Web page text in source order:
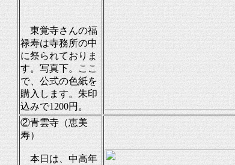
東覚寺さんの福
禄寿は寺務所の中
に祭られておりま
す。写真下。ここ
で、公式の色紙を
購入します。朱印
込みで1200円。
②青雲寺（恵美
寿）
本日は、中高年